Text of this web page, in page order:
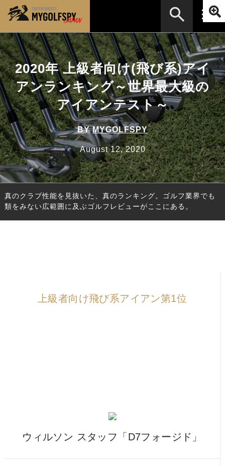
2020年 上級者向け(飛び系)アイ
アンランキング～世界最大級の
アイアンテスト～
BYMYGOLFSPY
August 12, 2020
真のクラブ性能を見抜いた、真のランキング。ゴルフ業界でも
類をみない広範囲に及ぶゴルフレビューがここにある。
上級者向け飛び系アイアン第1位
ウィルソン スタッフ「D7フォージド」
MOST WANTED テストランキング
NEW RELEASES 新製品情報
HOW TO ゴルフ上達・実践テクニック
LAB テスト・データ検証
Golf News ゴルフニュース
REVIEWS 製品レビュー
DRIVERS ドライバー
FAIRWAY WOODS フェアウェイウッド
HYBRIDS ハイブリッド
※メーカー名やクラブ名など、検索したい事柄を入
力してください。
検索